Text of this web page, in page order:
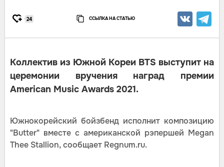
24 ССЫЛКА НА СТАТЬЮ
Коллектив из Южной Кореи BTS выступит на
церемонии вручения наград премии
American Music Awards 2021.
Южнокорейский бойзбенд исполнит композицию
"Butter" вместе с американской рэпершей Megan
Thee Stallion, сообщает Regnum.ru.